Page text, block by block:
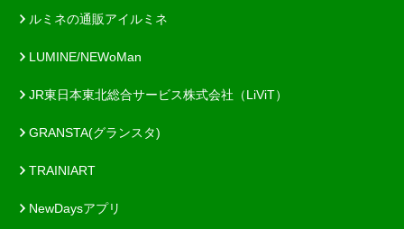
ルミネの通販アイルミネ
LUMINE/NEWoMan
JR東日本東北総合サービス株式会社（LiViT）
GRANSTA(グランスタ)
TRAINIART
NewDaysアプリ